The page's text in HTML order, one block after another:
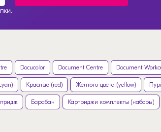
Docucolor Document Centre Document
Красные (red) Желтого цвета (yellow)
Барабан Картриджи комплекты (наборы)